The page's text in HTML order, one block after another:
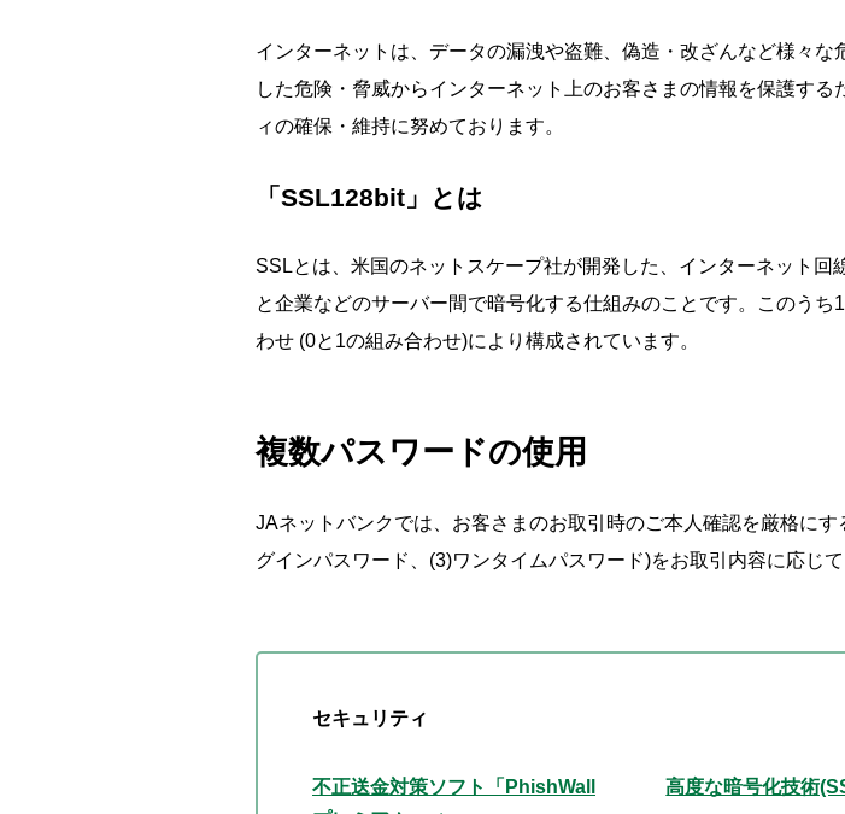
インターネットは、データの漏洩や盗難、偽造・改ざんなど様々
した危険・脅威からインターネット上のお客さまの情報を保護す
ィの確保・維持に努めております。
「SSL128bit」とは
SSLとは、米国のネットスケープ社が開発した、インターネット
と企業などのサーバー間で暗号化する仕組みのことです。このう
わせ (0と1の組み合わせ)により構成されています。
複数パスワードの使用
JAネットバンクでは、お客さまのお取引時のご本人確認を厳格に
グインパスワード、(3)ワンタイムパスワード)をお取引内容に応じ
セキュリティ
不正送金対策ソフト「PhishWall
高度な暗号化技術